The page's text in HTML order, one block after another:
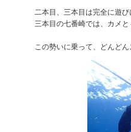
二本目、三本目は完全に遊び
三本目の七番崎では、カメ
この勢いに乗って、どんど